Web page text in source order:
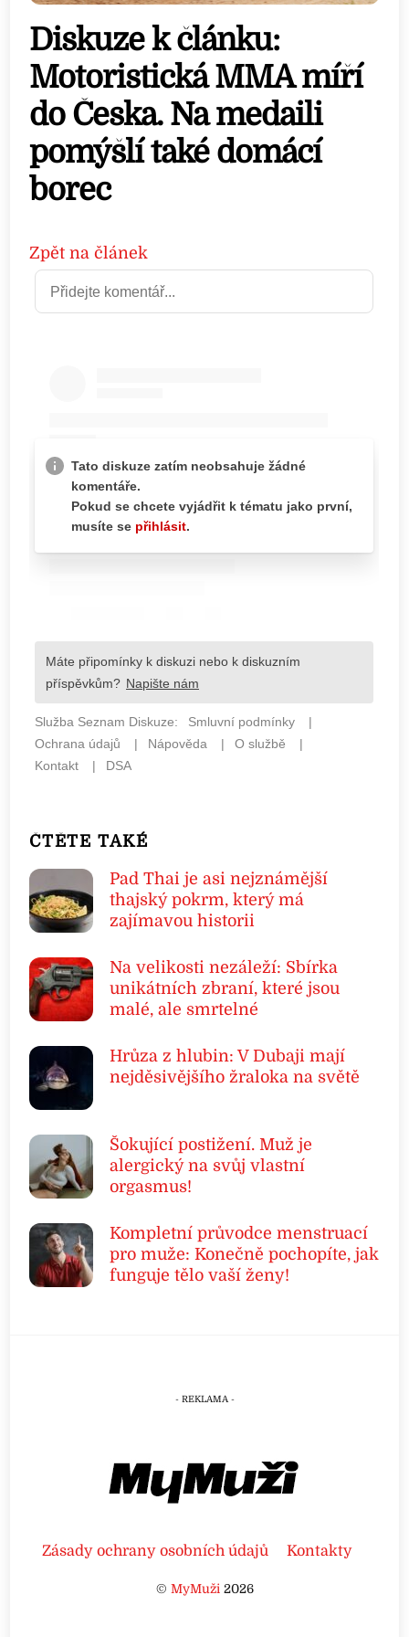
Diskuze k článku:
Motoristická MMA míří
do Česka. Na medaili
pomýšlí také domácí
borec
Zpět na článek
ČTĚTE TAKÉ
Pad Thai je asi nejznámější
thajský pokrm, který má
zajímavou historii
Na velikosti nezáleží: Sbírka
unikátních zbraní, které jsou
malé, ale smrtelné
Hrůza z hlubin: V Dubaji mají
nejděsivějšího žraloka na světě
Šokující postižení. Muž je
alergický na svůj vlastní
orgasmus!
Kompletní průvodce menstruací
pro muže: Konečně pochopíte, jak
funguje tělo vaší ženy!
Zásady ochrany osobních údajů Kontakty
© MyMuži 2026